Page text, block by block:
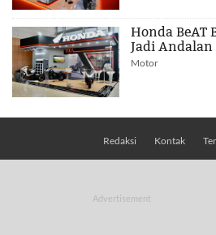
Honda BeAT
Jadi Andalan
Motor
Redaksi Kontak
© 2026 Mobimoto.com - All